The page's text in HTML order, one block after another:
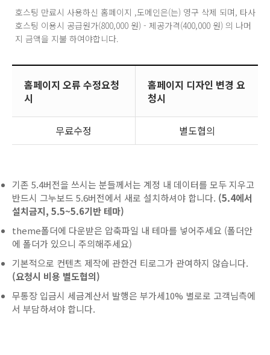
호스팅 만료시 사용하신 홈페이지 ,도메인은(는) 영구 삭제 되며, 타사
호스팅 이용시 공급원가(800,000 원) - 제공가격(400,000 원) 의 나머
지 금액을 지불 하여야합니다.
홈페이지 오류 수정요청
시
홈페이지 디자인 변경 요
청시
무료수정 별도협의
기존 5.4버전을 쓰시는 분들께서는 계정 내 데이터를 모두 지우고
반드시 그누보드 5.6버전에서 새로 설치하셔야 합니다. (5.4에서
설치금지, 5.5~5.6기반 테마)
theme폴더에 다운받은 압축파일 내 테마를 넣어주세요 (폴더안
에 폴더가 있으니 주의해주세요)
기본적으로 컨텐츠 제작에 관한건 티로그가 관여하지 않습니다.
(요청시 비용 별도협의)
무통장 입금시 세금계산서 발행은 부가세10% 별로로 고객님측에
서 부담하셔야 합니다.